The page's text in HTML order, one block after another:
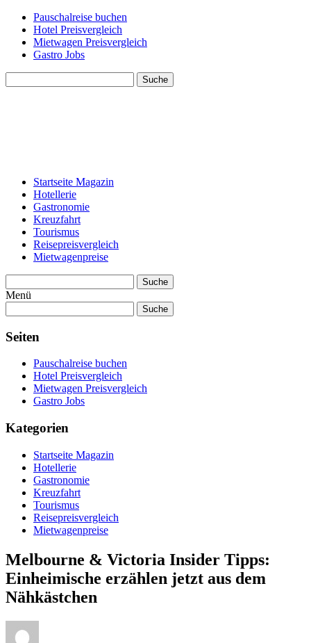
Pauschalreise buchen
Hotel Preisvergleich
Mietwagen Preisvergleich
Gastro Jobs
Suche
Startseite Magazin
Hotellerie
Gastronomie
Kreuzfahrt
Tourismus
Reisepreisvergleich
Mietwagenpreise
Suche
Menü
Suche
Seiten
Pauschalreise buchen
Hotel Preisvergleich
Mietwagen Preisvergleich
Gastro Jobs
Kategorien
Startseite Magazin
Hotellerie
Gastronomie
Kreuzfahrt
Tourismus
Reisepreisvergleich
Mietwagenpreise
Melbourne & Victoria Insider Tipps:
Einheimische erzählen jetzt aus dem
Nähkästchen